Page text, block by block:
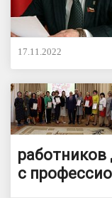
17.11.2022
с